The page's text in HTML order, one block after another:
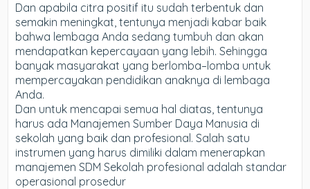
Dan apabila citra positif itu sudah terbentuk dan
semakin meningkat, tentunya menjadi kabar baik
bahwa lembaga Anda sedang tumbuh dan akan
mendapatkan kepercayaan yang lebih. Sehingga
banyak masyarakat yang berlomba–lomba untuk
mempercayakan pendidikan anaknya di lembaga
Anda.
Dan untuk mencapai semua hal diatas, tentunya
harus ada Manajemen Sumber Daya Manusia di
sekolah yang baik dan profesional. Salah satu
instrumen yang harus dimiliki dalam menerapkan
manajemen SDM Sekolah profesional adalah standar
operasional prosedur